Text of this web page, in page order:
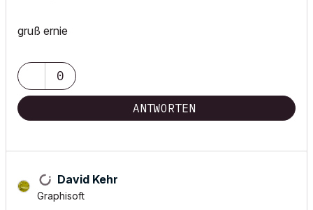
gruß ernie
0
ANTWORTEN
David Kehr
Graphisoft